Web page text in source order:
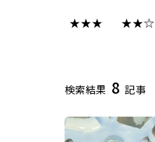
★★★ ★★☆
検索結果 8 記事